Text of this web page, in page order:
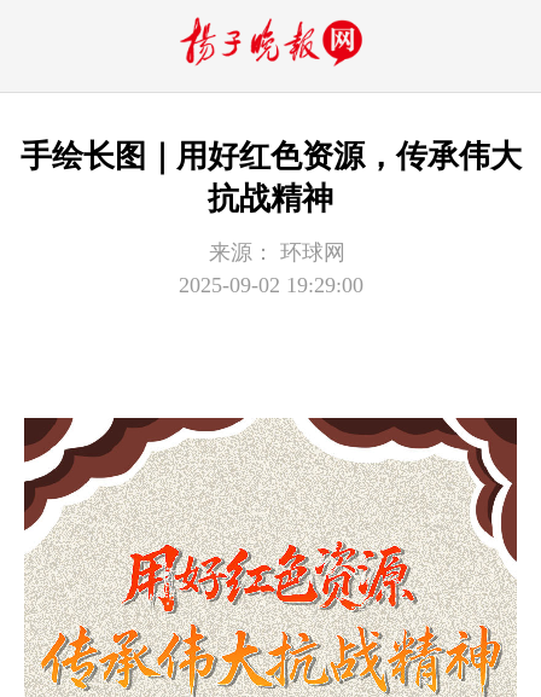
手绘长图｜用好红色资源，传承伟大
抗战精神
来源：
环球网
2025-09-02 19:29:00